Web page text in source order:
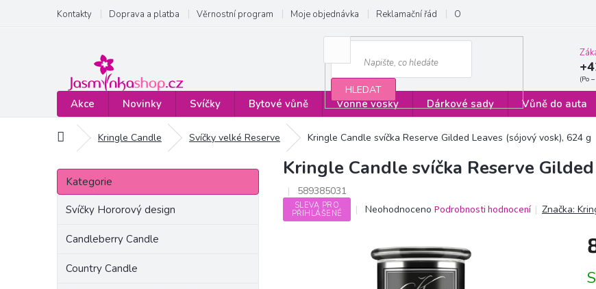
obsah
Kontakty Doprava a platba Věrnostní program Moje objednávka Reklamační řád Obchodní podmínky
HLEDAT
Akce Novinky Svíčky Bytové vůně Vonné vosky Dárkové sady Vůně do auta
Domů Kringle Candle Svíčky velké Reserve Kringle Candle svíčka Reserve Gilded Leaves (sójový vosk), 624 g
P
s
Přeskočit
kategorie
Kategorie
Svíčky Hororový design
Candleberry Candle
Country Candle
Kringle Candle svíčka Reserve
589385031
SLEVA PRO
PŘIHLÁŠENÉ
Průměrné
0,0
Neohodnoceno Podrobnosti hodnocení Značka: